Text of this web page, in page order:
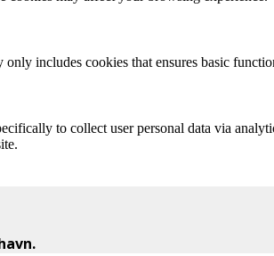
includes cookies that ensures basic
to collect user personal data via